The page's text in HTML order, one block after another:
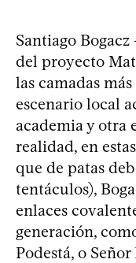
Santiago
del proyecto
las camadas
escenario local
academia y otra
realidad, en
que de patas
tentáculos),
enlaces
generación,
Podestá, o